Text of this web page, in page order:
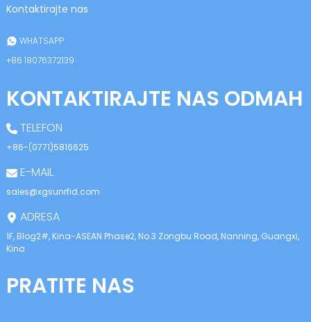
Kontaktirajte nas
WHATSAPP
+86 18076372139
KONTAKTIRAJTE NAS ODMAH
TELEFON
+86-(0771)5816625
E-MAIL
sales@xgsunrfid.com
ADRESA
1F, Blog2#, Kina-ASEAN Phase2, No.3 Zongbu Road, Nanning, Guangxi,
Kina
PRATITE NAS